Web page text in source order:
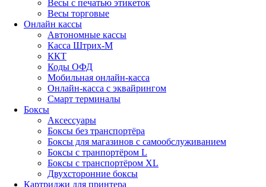
Весы с печатью этикеток
Весы торговые
Онлайн кассы
Автономные кассы
Касса Штрих-М
ККТ
Коды ОФД
Мобильная онлайн-касса
Онлайн-касса с эквайрингом
Смарт терминалы
Боксы
Аксессуары
Боксы без транспортёра
Боксы для магазинов с самообслуживанием
Боксы с транпортёром L
Боксы с транспортёром XL
Двухсторонние боксы
Картриджи для принтера